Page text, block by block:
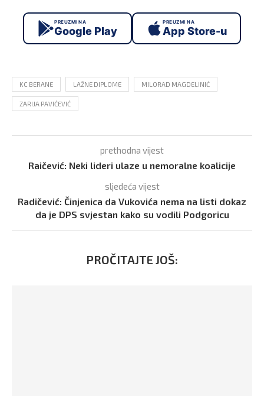
PREUZMI NA
Google Play
PREUZMI NA
App Store-u
KC BERANE LAŽNE DIPLOME MILORAD MAGDELINIĆ
ZARIJA PAVIĆEVIĆ
prethodna vijest
Raičević: Neki lideri ulaze u nemoralne koalicije
sljedeća vijest
Radičević: Činjenica da Vukovića nema na listi dokaz
da je DPS svjestan kako su vodili Podgoricu
PROČITAJTE JOŠ: